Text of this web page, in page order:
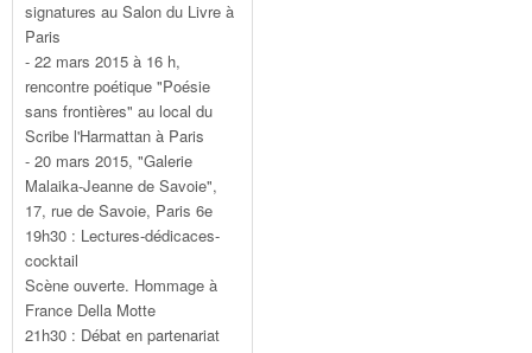
signatures au Salon du Livre à
Paris
- 22 mars 2015 à 16 h,
rencontre poétique "Poésie
sans frontières" au local du
Scribe l'Harmattan à Paris
- 20 mars 2015, "Galerie
Malaika-Jeanne de Savoie",
17, rue de Savoie, Paris 6e
19h30 : Lectures-dédicaces-
cocktail
Scène ouverte. Hommage à
France Della Motte
21h30 : Débat en partenariat